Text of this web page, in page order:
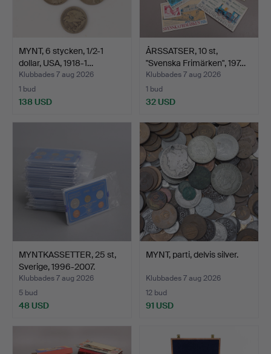
MYNT, 6 stycken, 1/2-1
dollar, USA, 1918-1…
Klubbades 7 aug 2026
1 bud
138 USD
ÅRSSATSER, 10 st,
"Svenska Frimärken", 197…
Klubbades 7 aug 2026
1 bud
32 USD
MYNTKASSETTER, 25 st,
Sverige, 1996-2007.
Klubbades 7 aug 2026
5 bud
48 USD
MYNT, parti, delvis silver.
Klubbades 7 aug 2026
12 bud
91 USD